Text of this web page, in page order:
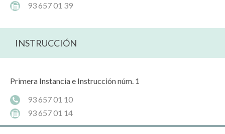
93 657 01 39
INSTRUCCIÓN
Primera Instancia e Instrucción núm. 1
93 657 01 10
93 657 01 14